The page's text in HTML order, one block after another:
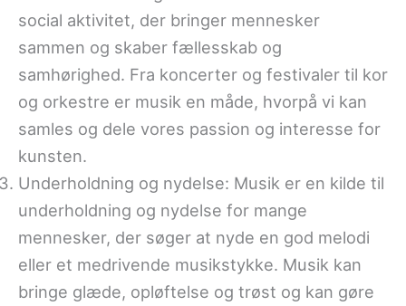
social aktivitet, der bringer mennesker
sammen og skaber fællesskab og
samhørighed. Fra koncerter og festivaler til kor
og orkestre er musik en måde, hvorpå vi kan
samles og dele vores passion og interesse for
kunsten.
Underholdning og nydelse: Musik er en kilde til
underholdning og nydelse for mange
mennesker, der søger at nyde en god melodi
eller et medrivende musikstykke. Musik kan
bringe glæde, opløftelse og trøst og kan gøre